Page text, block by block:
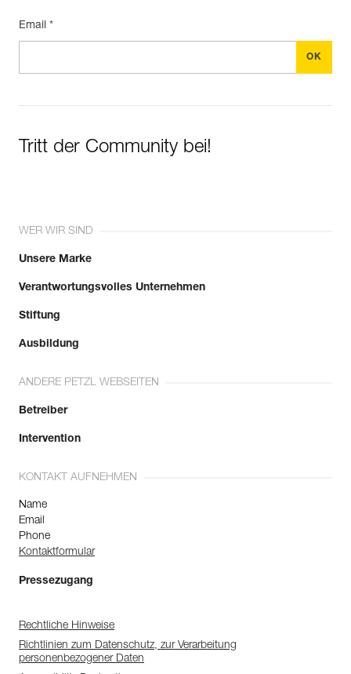
Email *
Tritt der Community bei!
WER WIR SIND
Unsere Marke
Verantwortungsvolles Unternehmen
Stiftung
Ausbildung
ANDERE PETZL WEBSEITEN
Betreiber
Intervention
KONTAKT AUFNEHMEN
Name
Email
Phone
Kontaktformular
Pressezugang
Rechtliche Hinweise
Richtlinien zum Datenschutz, zur Verarbeitung
personenbezogener Daten